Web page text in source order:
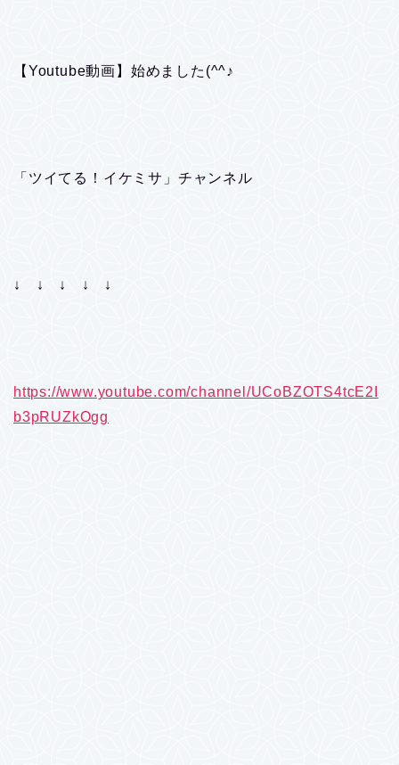
【Youtube動画】始めました(^^♪
「ツイてる！イケミサ」チャンネル
↓ ↓ ↓ ↓ ↓
https://www.youtube.com/channel/UCoBZOTS4tcE2I
b3pRUZkOgg